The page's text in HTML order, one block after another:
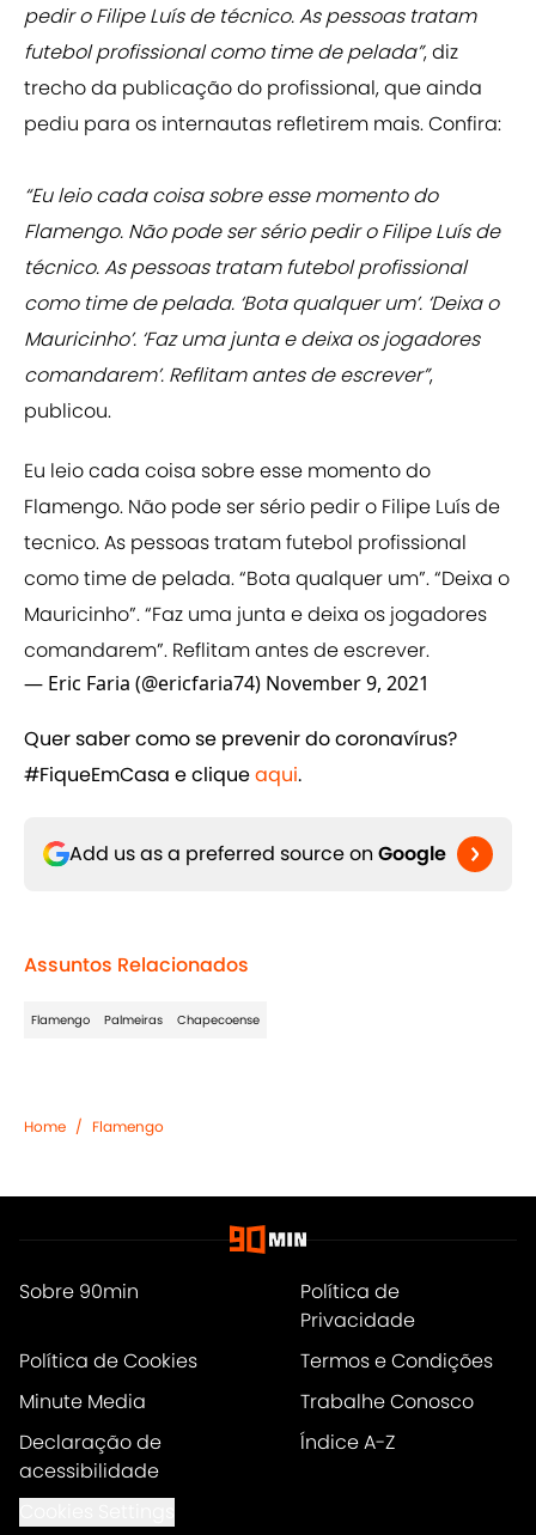
pedir o Filipe Luís de técnico. As pessoas tratam
futebol profissional como time de pelada”, diz
trecho da publicação do profissional, que ainda
pediu para os internautas refletirem mais. Confira:
“Eu leio cada coisa sobre esse momento do
Flamengo. Não pode ser sério pedir o Filipe Luís de
técnico. As pessoas tratam futebol profissional
como time de pelada. ‘Bota qualquer um’. ‘Deixa o
Mauricinho’. ‘Faz uma junta e deixa os jogadores
comandarem’. Reflitam antes de escrever”,
publicou.
Eu leio cada coisa sobre esse momento do
Flamengo. Não pode ser sério pedir o Filipe Luís de
tecnico. As pessoas tratam futebol profissional
como time de pelada. “Bota qualquer um”. “Deixa o
Mauricinho”. “Faz uma junta e deixa os jogadores
comandarem”. Reflitam antes de escrever.
— Eric Faria (@ericfaria74) November 9, 2021
Quer saber como se prevenir do coronavírus?
#FiqueEmCasa e cliqueaqui.
Add us as a preferred source on Google
Assuntos Relacionados
Flamengo Palmeiras Chapecoense
Home / Flamengo
Sobre 90min
Política de
Privacidade
Política de Cookies
Termos e Condições
Minute Media
Trabalhe Conosco
Declaração de
acessibilidade
Índice A-Z